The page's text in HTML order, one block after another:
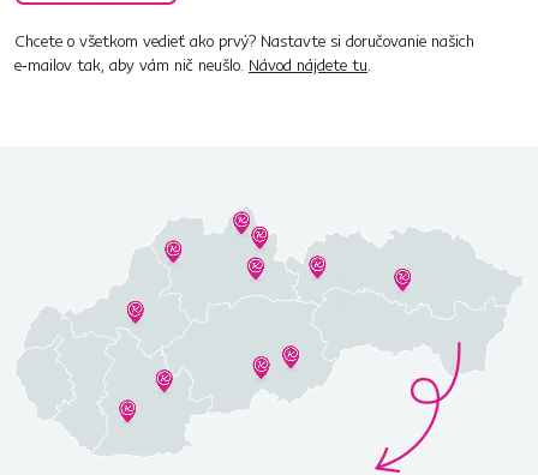
Chcete o všetkom vedieť ako prvý? Nastavte si doručovanie našich
e‑mailov tak, aby vám nič neušlo. Návod nájdete tu.